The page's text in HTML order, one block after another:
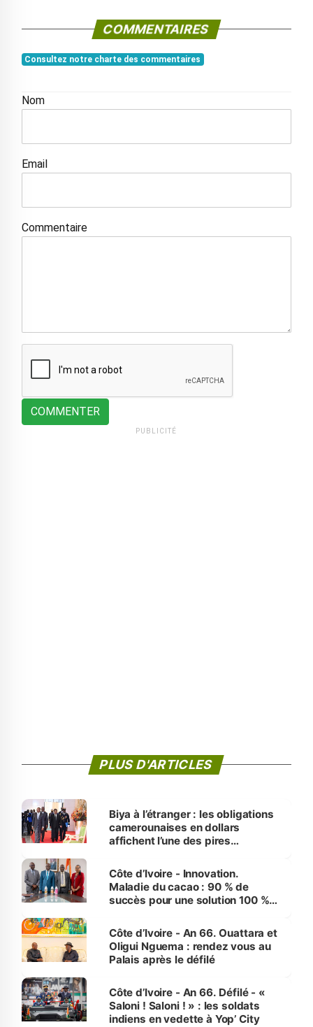
COMMENTAIRES
Consultez notre charte des commentaires
Nom
Email
Commentaire
COMMENTER
PUBLICITÉ
PLUS D'ARTICLES
Biya à l’étranger : les obligations
camerounaises en dollars
affichent l’une des pires
Côte d’Ivoire - Innovation.
Maladie du cacao : 90 % de
succès pour une solution 100 %
Côte d’Ivoire - An 66. Ouattara et
Oligui Nguema : rendez vous au
Palais après le défilé
Côte d’Ivoire - An 66. Défilé - «
Saloni ! Saloni ! » : les soldats
indiens en vedette à Yop’ City